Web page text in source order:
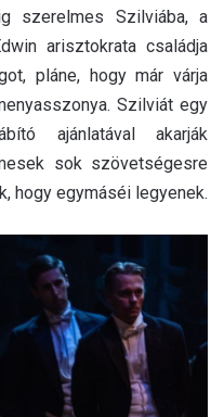
szerelmes Szilviába, a
arisztokrata családja
pláne, hogy már várja
Szilviát egy
ajánlatával akarják
sok szövetségesre
hogy egymáséi legyenek.